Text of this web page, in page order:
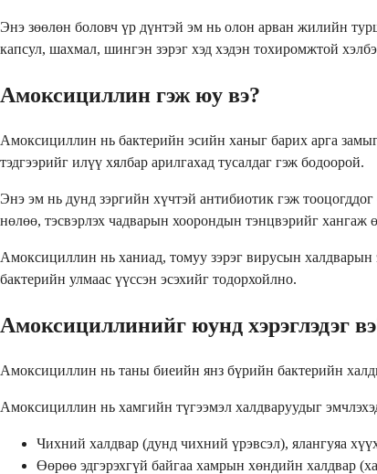
Энэ зөөлөн боловч үр дүнтэй эм нь олон арван жилийн
капсул, шахмал, шингэн зэрэг хэд хэдэн тохиромжтой
Амоксициллин гэж юу вэ?
Амоксициллин нь бактерийн эсийн ханыг барих арга
тэдгээрийг илүү хялбар арилгахад тусалдаг гэж бодоорой.
Энэ эм нь дунд зэргийн хүчтэй антибиотик гэж
нөлөө, тэсвэрлэх чадварын хоорондын тэнцвэрийг хангаж
Амоксициллин нь ханиад, томуу зэрэг вирусын
бактерийн улмаас үүссэн эсэхийг тодорхойлно.
Амоксициллинийг юунд хэрэглэдэг
Амоксициллин нь таны биеийн янз бүрийн бактерийн
Амоксициллин нь хамгийн түгээмэл халдваруудыг
Чихний халдвар (дунд чихний үрэвсэл), ялангуяа
Өөрөө эдгэрэхгүй байгаа хамрын хөндийн халдвар